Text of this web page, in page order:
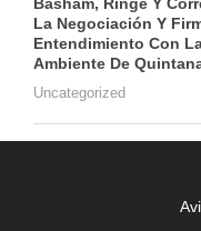
La Negociación Y
Entendimiento Con
Ambiente De
Uncategorized